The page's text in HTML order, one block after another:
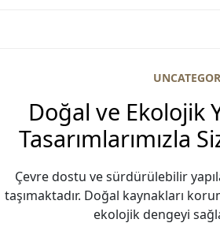
Doğal ve Ekolojik
Tasarımlarımızla
Çevre dostu ve sürdürülebilir
taşımaktadır. Doğal kaynakları
ekolojik dengeyi